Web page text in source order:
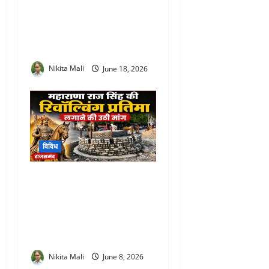
Nikita Mali June 18, 2026
विविध
Nikita Mali June 8, 2026